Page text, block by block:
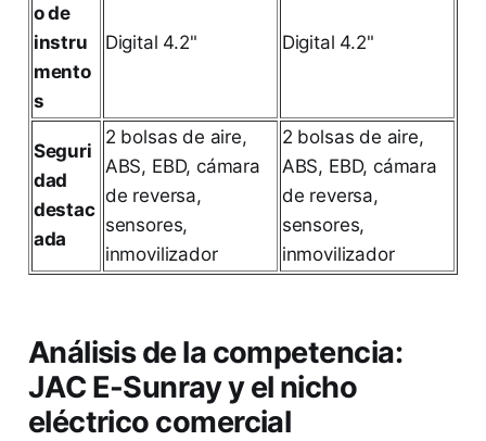
o de
instru
mento
s
Digital 4.2" Digital 4.2"
Seguri
dad
destac
ada
2 bolsas de aire,
ABS, EBD, cámara
de reversa,
sensores,
inmovilizador
2 bolsas de aire,
ABS, EBD, cámara
de reversa,
sensores,
inmovilizador
Análisis de la competencia:
JAC E-Sunray y el nicho
eléctrico comercial